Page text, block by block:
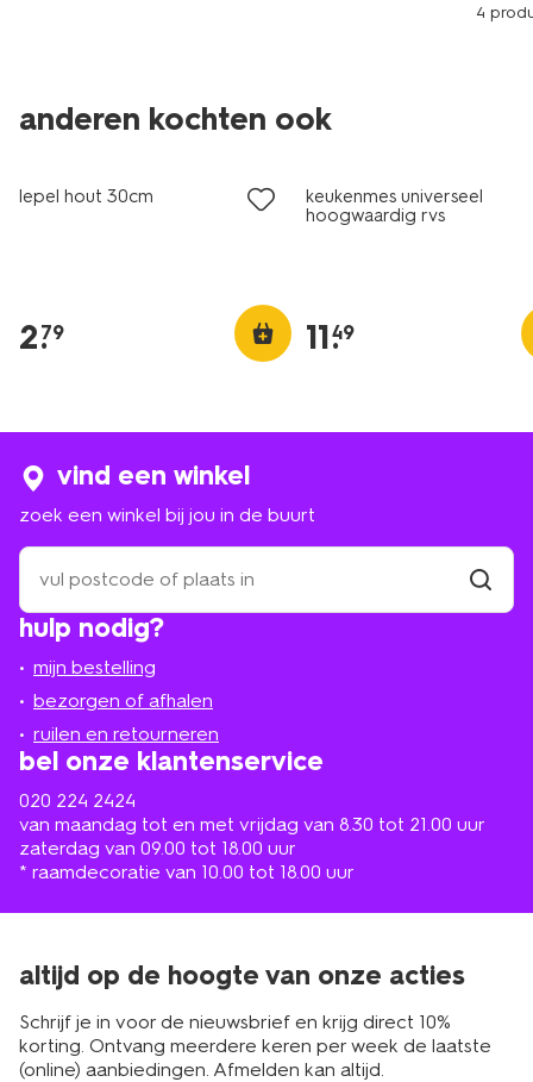
4
anderen kochten ook
lepel hout 30cm
2.
79
keukenmes universeel
hoogwaardig rvs
11.
49
hulp nodig?
mijn bestelling
bezorgen of afhalen
ruilen en retourneren
bel onze klantenservice
020 224 2424
van maandag tot en met vrijdag van 8.30 tot 21.00 uur
zaterdag van 09.00 tot 18.00 uur
* raamdecoratie van 10.00 tot 18.00 uur
vind een winkel
zoek een winkel bij jou in de buurt
zoek
een
winkel
bij
in
de
buurt
altijd op de hoogte van onze acties
Schrijf je in voor de nieuwsbrief en krijg direct 10%
korting. Ontvang meerdere keren per week de laatste
(online) aanbiedingen. Afmelden kan altijd.